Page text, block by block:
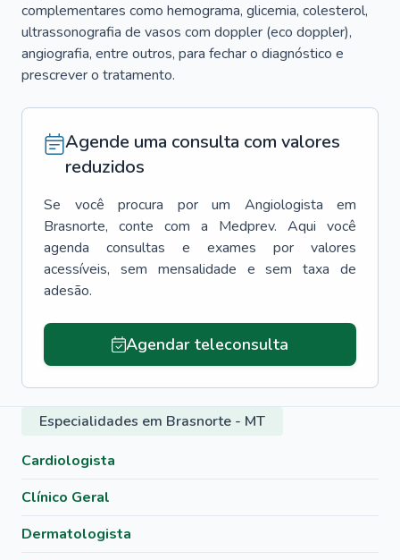
complementares como hemograma, glicemia, colesterol,
ultrassonografia de vasos com doppler (eco doppler),
angiografia, entre outros, para fechar o diagnóstico e
prescrever o tratamento.
Agende uma consulta com valores
reduzidos
Se você procura por um Angiologista
em
Brasnorte, conte com a Medprev. Aqui você
agenda consultas e exames por valores
acessíveis, sem mensalidade e sem taxa de
adesão.
Agendar teleconsulta
Especialidades em Brasnorte - MT
Cardiologista
Clínico Geral
Dermatologista